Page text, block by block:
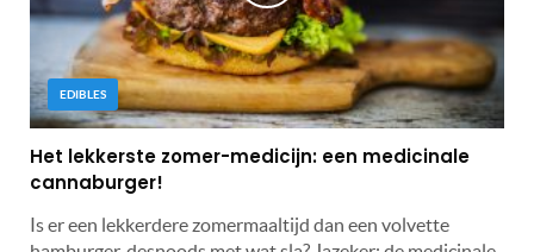
EDIBLES
Het lekkerste zomer-medicijn: een medicinale
cannaburger!
Is er een lekkerdere zomermaaltijd dan een volvette